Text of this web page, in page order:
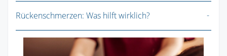
Rückenschmerzen: Was hilft wirklich?